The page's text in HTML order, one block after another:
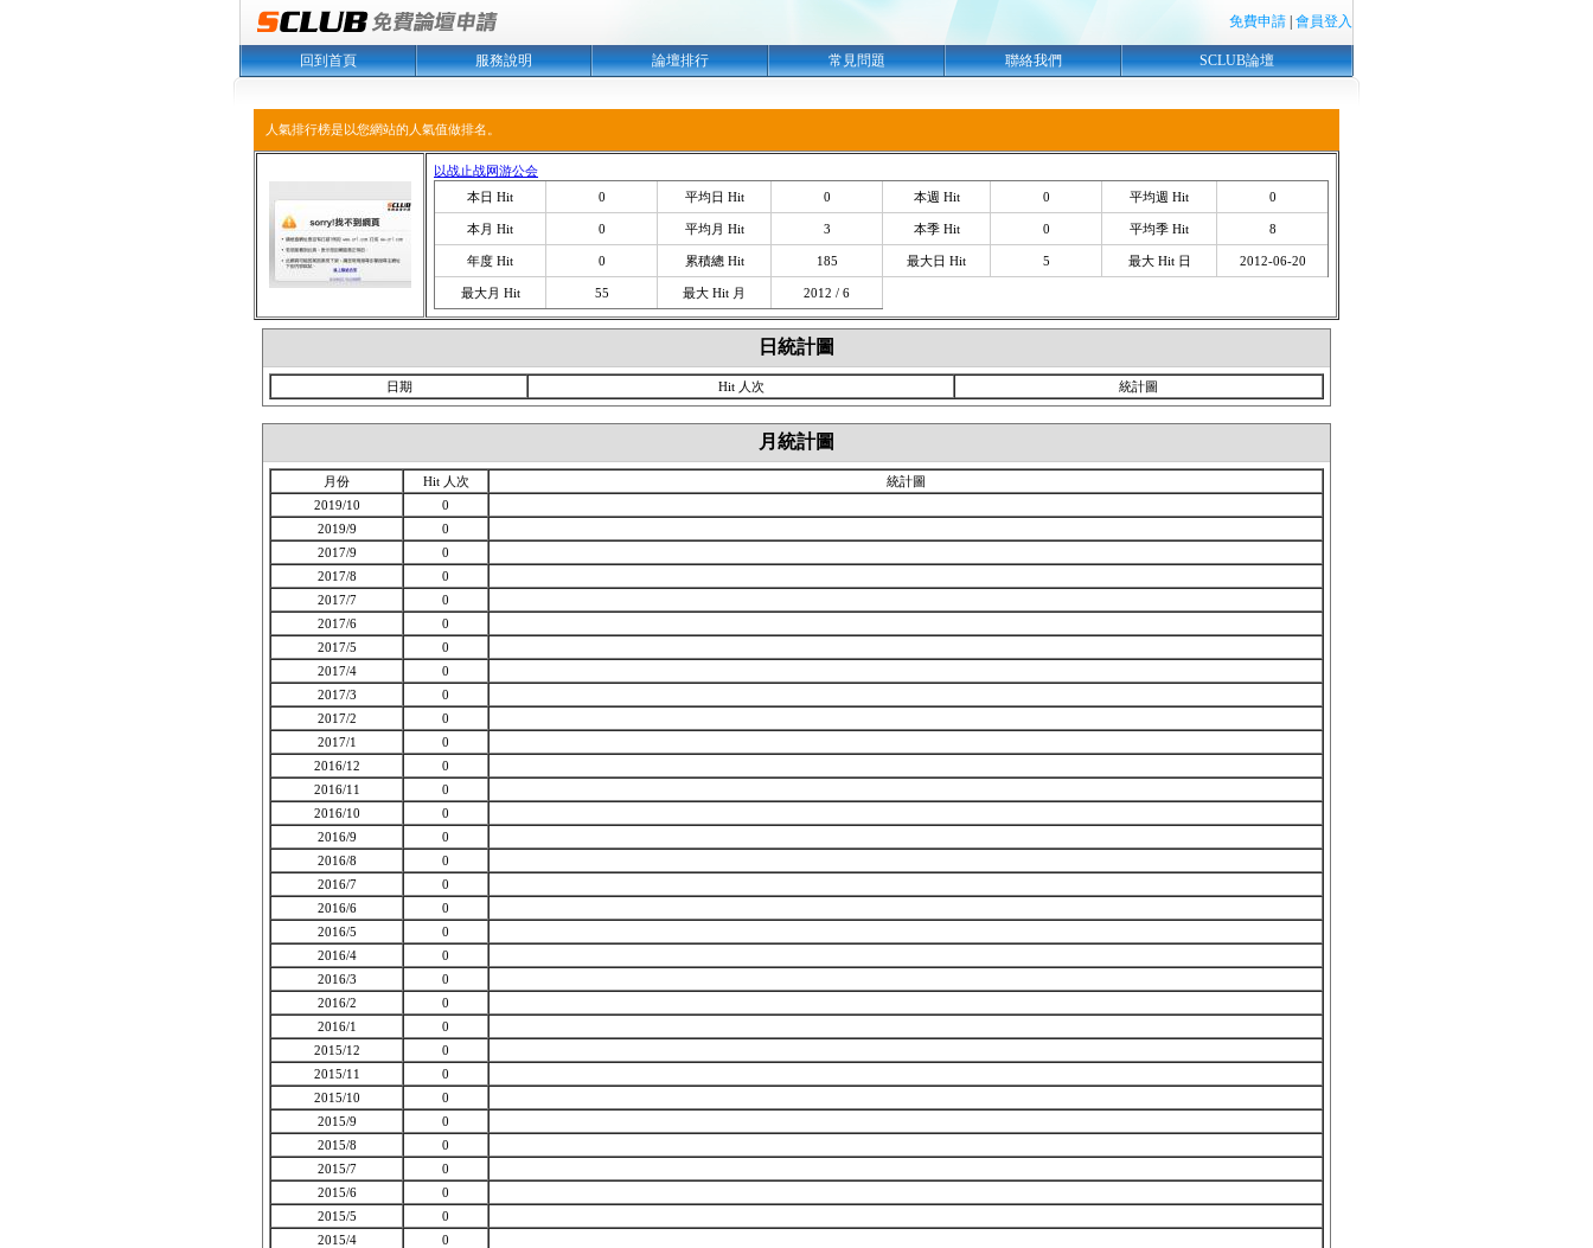
免費申請 會員登入
回到首頁 服務說明 論壇排行 常見問題 聯絡我們 SCLUB論壇
人氣排行榜是以您網站的人氣值做排名。
以战止战网游公会
本日 Hit
0 平均日 Hit 0 本週 Hit 0 平均週 Hit 0
本月 Hit 0 平均月 Hit 3 本季 Hit 0 平均季 Hit 8
年度 Hit 0 累積總 Hit 185 最大日 Hit 5 最大 Hit 日 2012-06-20
最大月 Hit 55 最大 Hit 月 2012 / 6
日統計圖
日期 Hit 人次 統計圖
月統計圖
月份 Hit 人次
統計圖
2019/10
0
2019/9
0
2017/9
0
2017/8
0
2017/7
0
2017/6
0
2017/5
0
2017/4
0
2017/3
0
2017/2
0
2017/1
0
2016/12
0
2016/11
0
2016/10
0
2016/9
0
2016/8
0
2016/7
0
2016/6
0
2016/5
0
2016/4
0
2016/3
0
2016/2
0
2016/1
0
2015/12
0
2015/11
0
2015/10
0
2015/9
0
2015/8
0
2015/7
0
2015/6
0
2015/5
0
2015/4
0